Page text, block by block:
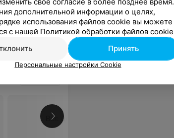
Все цены
дополнительной информации о целях,
использования файлов cookie вы можете
с нашей Политикой обработки файлов cookie
Принять
Персональные настройки Cookie